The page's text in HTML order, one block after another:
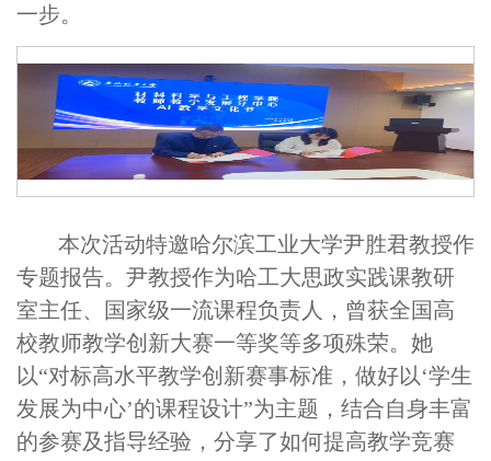
一步。
本次活动特邀哈尔滨工业大学尹胜君教授作
专题报告。尹教授作为哈工大思政实践课教研
室主任、国家级一流课程负责人，曾获全国高
校教师教学创新大赛一等奖等多项殊荣。她
以“对标高水平教学创新赛事标准，做好以‘学生
发展为中心’的课程设计”为主题，结合自身丰富
的参赛及指导经验，分享了如何提高教学竞赛